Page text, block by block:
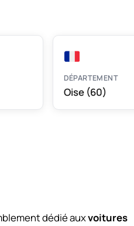
DÉPARTEMENT
Oise (60)
dédié auxvoitures